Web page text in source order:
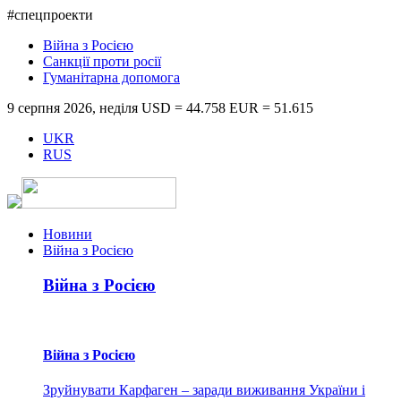
#спецпроекти
Війна з Росією
Санкції проти росії
Гуманітарна допомога
9 серпня 2026, неділя USD = 44.758 EUR = 51.615
UKR
RUS
Новини
Війна з Росією
Війна з Росією
Війна з Росією
Зруйнувати Карфаген – заради виживання України і